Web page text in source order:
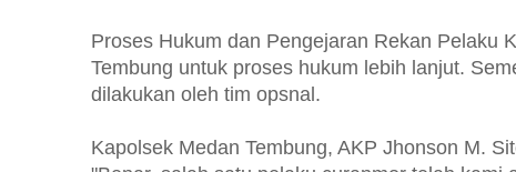
Proses Hukum dan Pengejaran Rekan Pelaku
Tembung untuk proses hukum lebih lanjut.
dilakukan oleh tim opsnal.
Kapolsek Medan Tembung, AKP Jhonson M.